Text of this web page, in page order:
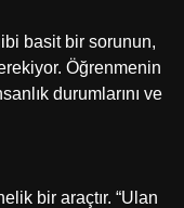
basit bir sorunun,
Öğrenmenin
durumlarını ve
bir araçtır. “Ulan